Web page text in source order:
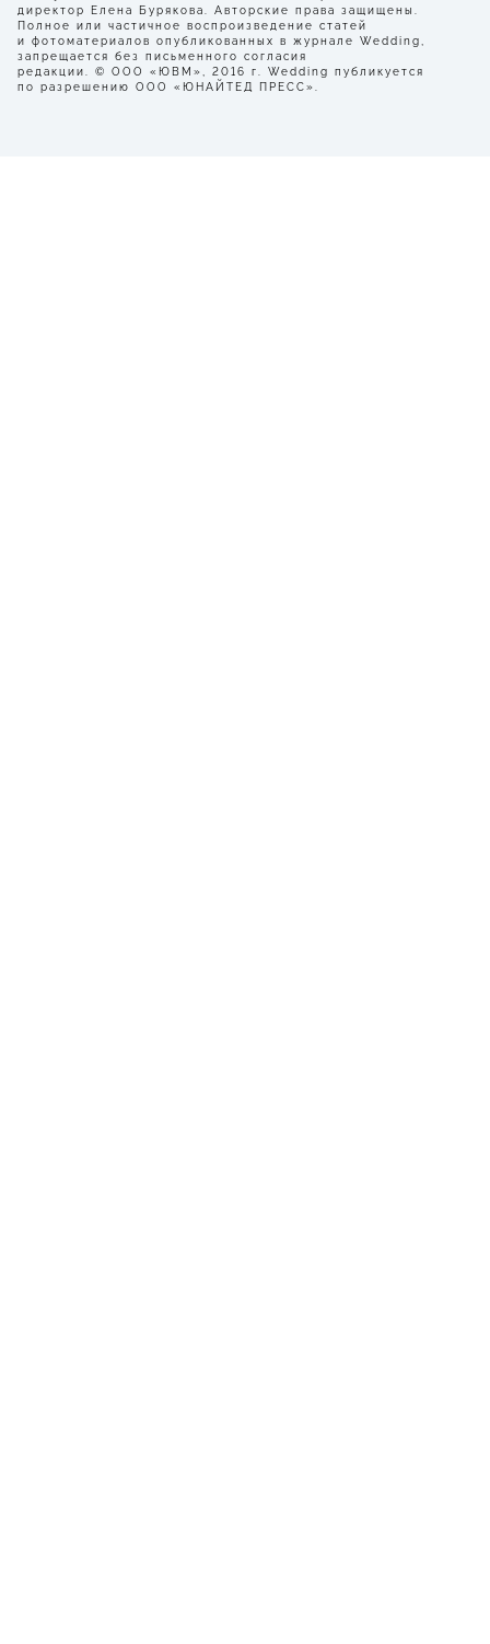
директор Елена Бурякова. Авторские права защищены.
Полное или частичное воспроизведение статей
и фотоматериалов опубликованных в журнале Wedding,
запрещается без письменного согласия
редакции. © ООО «ЮВМ», 2016 г. Wedding публикуется
по разрешению ООО «ЮНАЙТЕД ПРЕСС».